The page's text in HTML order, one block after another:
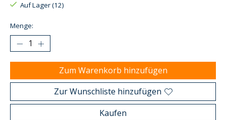
Auf Lager (12)
Menge:
Zum Warenkorb hinzufügen
Zur Wunschliste hinzufügen
Kaufen